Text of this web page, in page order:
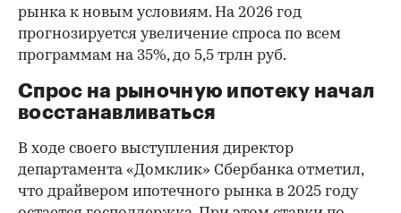
рынка к новым условиям. На 2026 год
прогнозируется увеличение спроса по всем
программам на 35%, до 5,5 трлн руб.
Спрос на рыночную ипотеку начал
восстанавливаться
В ходе своего выступления директор
департамента «Домклик» Сбербанка отметил,
что драйвером ипотечного рынка в 2025 году